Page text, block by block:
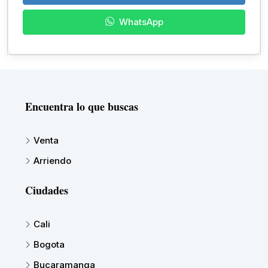
WhatsApp
Encuentra lo que buscas
Venta
Arriendo
Ciudades
Cali
Bogota
Bucaramanga